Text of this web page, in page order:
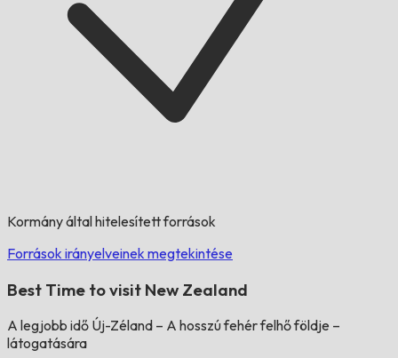
Kormány által hitelesített források
Források irányelveinek megtekintése
Best Time to visit New Zealand
A legjobb idő Új-Zéland – A hosszú fehér felhő földje –
látogatására